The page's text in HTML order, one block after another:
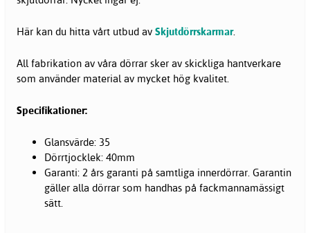
Här kan du hitta vårt utbud av Skjutdörrskarmar.
All fabrikation av våra dörrar sker av skickliga hantverkare
som använder material av mycket hög kvalitet.
Specifikationer:
Glansvärde: 35
Dörrtjocklek: 40mm
Garanti: 2 års garanti på samtliga innerdörrar. Garantin
gäller alla dörrar som handhas på fackmannamässigt
sätt.